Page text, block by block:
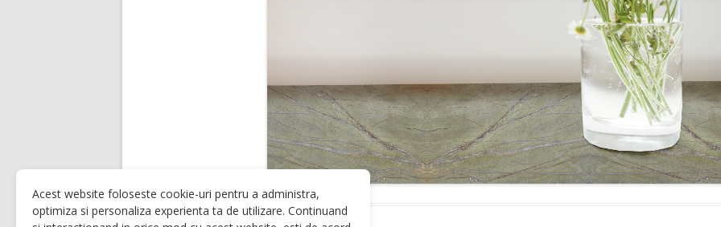
Acest website foloseste cookie-uri pentru a administra,
optimiza si personaliza experienta ta de utilizare. Continuand